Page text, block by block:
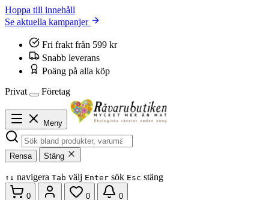
Hoppa till innehåll
Se aktuella kampanjer
Fri frakt från 599 kr
Snabb leverans
Poäng på alla köp
Privat
Företag
Meny
Rensa Stäng
↑ ↓ navigera Tab välj Enter sök Esc stäng
0 0 0